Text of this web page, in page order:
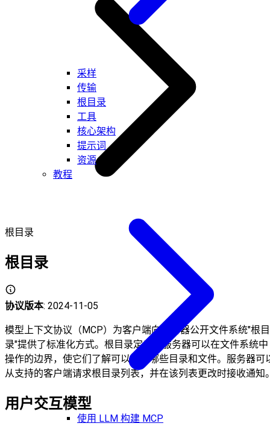
采样
传输
根目录
工具
核心架构
提示词
资源
教程
使用 LLM 构建 MCP
根目录
根目录
协议版本: 2024-11-05
模型上下文协议（MCP）为客户端向服务器公开文件系统"根目
录"提供了标准化方式。根目录定义了服务器可以在文件系统中
操作的边界，使它们了解可以访问哪些目录和文件。服务器可
从支持的客户端请求根目录列表，并在该列表更改时接收通知
用户交互模型